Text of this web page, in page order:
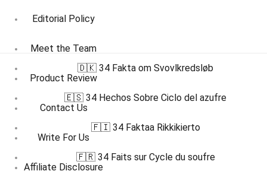
Editorial Policy
Meet the Team
Product Review
Contact Us
Write For Us
Affiliate Disclosure
🇩🇰 34 Fakta om Svovlkredsløb
🇪🇸 34 Hechos Sobre Ciclo del azufre
🇫🇮 34 Faktaa Rikkikierto
🇫🇷 34 Faits sur Cycle du soufre